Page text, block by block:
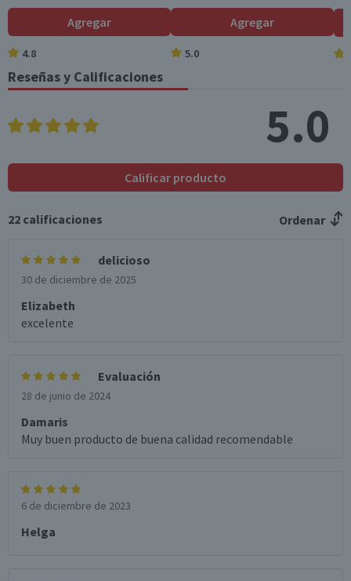
Agregar
4.8
Agregar
5.0
Reseñas y Calificaciones
5.0
Calificar producto
22 calificaciones Ordenar
delicioso
30 de diciembre de 2025
Elizabeth
excelente
Evaluación
28 de junio de 2024
Damaris
Muy buen producto de buena calidad recomendable
6 de diciembre de 2023
Helga